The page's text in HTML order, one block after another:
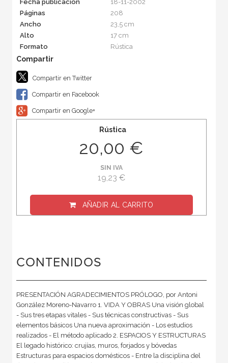
Fecha publicación
18-11-2002
Páginas
208
Ancho
23,5 cm
Alto
17 cm
Formato
Rústica
Compartir en Twitter
Compartir en Facebook
Compartir en Google+
Rústica
20,00 €
SIN IVA
19,23 €
AÑADIR AL CARRITO
CONTENIDOS
PRESENTACIÓN AGRADECIMIENTOS PRÓLOGO, por Antoni
González Moreno-Navarro 1. VIDA Y OBRAS Una visión global
- Sus tres etapas vitales - Sus técnicas constructivas - Sus
elementos básicos Una nueva aproximación - Los estudios
realizados - El método aplicado 2. ESPACIOS Y ESTRUCTURAS
El legado histórico: crujías, muros, forjados y bóvedas
Estructuras para espacios domésticos - Entre la disciplina del